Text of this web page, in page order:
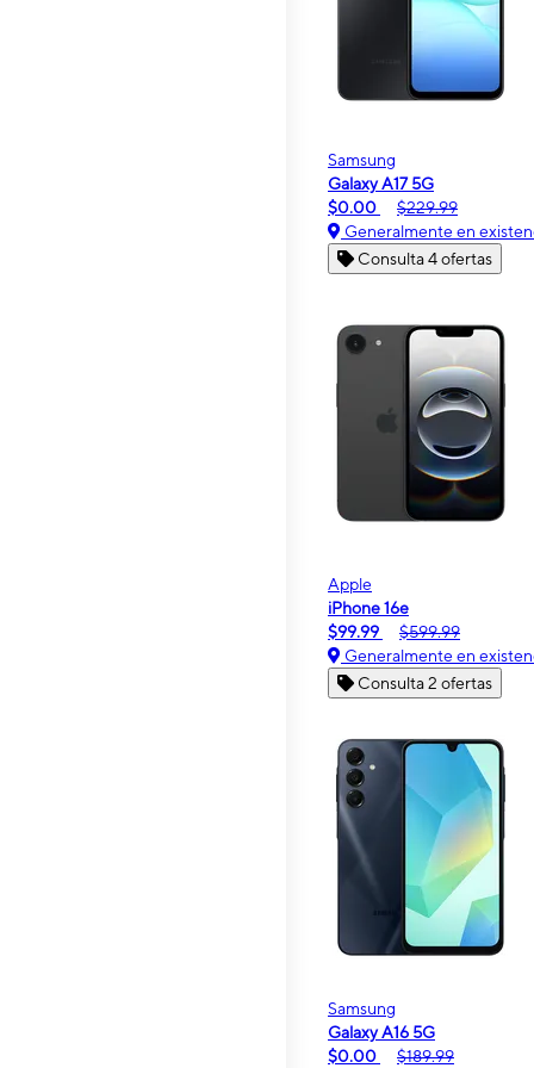
Samsung
Galaxy A17 5G
$0.00
$229.99
Generalmente en
Consulta 4 ofertas
Apple
iPhone 16e
$99.99
$599.99
Generalmente en
Consulta 2 ofertas
Samsung
Galaxy A16 5G
$0.00
$189.99